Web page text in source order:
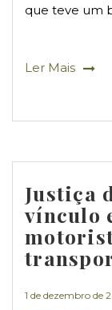
que teve um
Ler Mais
Justiça
vínculo
1 de dezembro de